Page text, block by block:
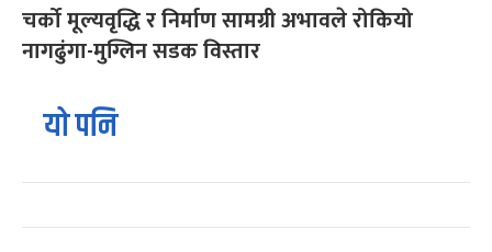
चर्को मूल्यवृद्धि र निर्माण सामग्री अभावले रोकियो
नागढुंगा-मुग्लिन सडक विस्तार
यो पनि